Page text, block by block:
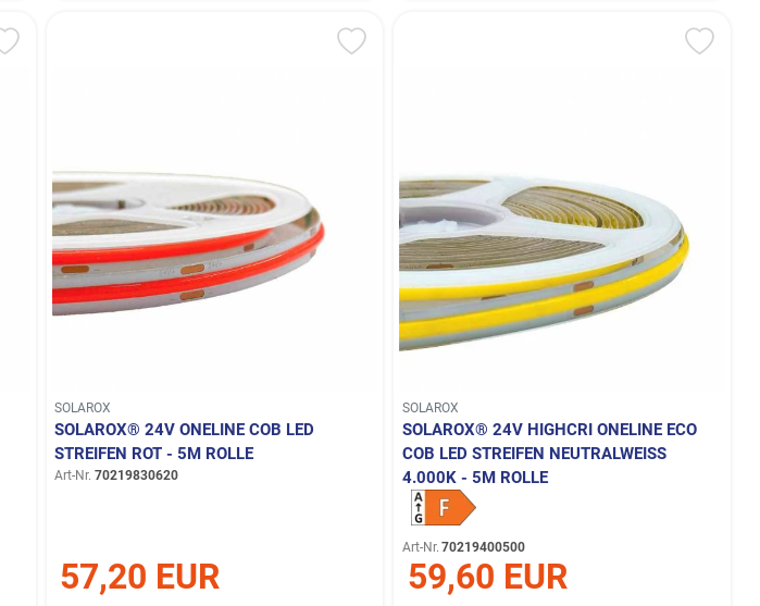
SOLAROX
SOLAROX® 24V ONELINE COB LED
STREIFEN ROT - 5M ROLLE
Art-Nr. 70219830620
57,20 EUR
SOLAROX
SOLAROX® 24V HIGHCRI ONELINE ECO
COB LED STREIFEN NEUTRALWEISS 4
.000K - 5M ROLLE
Art-Nr. 70219400500
59,60 EUR